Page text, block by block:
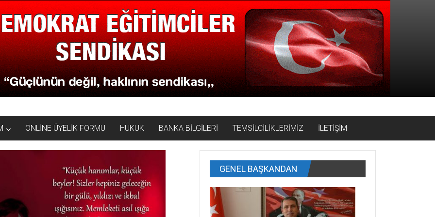
ONLİNE ÜYELİK FORMU HUKUK BANKA BİLGİLERİ TEMSİLCİLİKLERİMİZ İLETİŞİM
GENEL BAŞKANDAN